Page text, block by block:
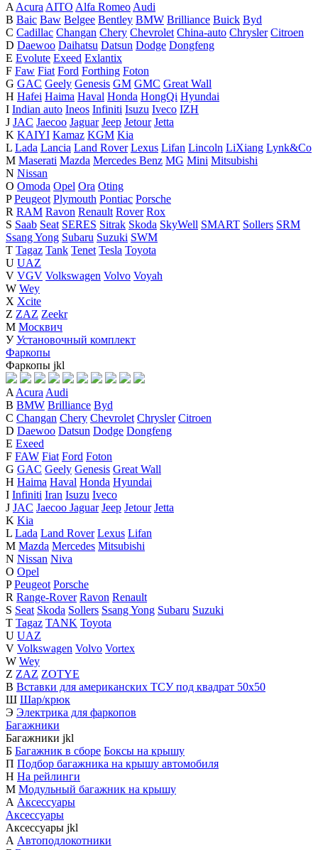
A Acura AITO Alfa Romeo Audi
B Baic Baw Belgee Bentley BMW Brilliance Buick Byd
C Cadillac Changan Chery Chevrolet China-auto Chrysler Citroen
D Daewoo Daihatsu Datsun Dodge Dongfeng
E Evolute Exeed Exlantix
F Faw Fiat Ford Forthing Foton
G GAC Geely Genesis GM GMC Great Wall
H Hafei Haima Haval Honda HongQi Hyundai
I Indian auto Ineos Infiniti Isuzu Iveco IZH
J JAC Jaecoo Jaguar Jeep Jetour Jetta
K KAIYI Kamaz KGM Kia
L Lada Lancia Land Rover Lexus Lifan Lincoln LiXiang Lynk&Co
M Maserati Mazda Mercedes Benz MG Mini Mitsubishi
N Nissan
O Omoda Opel Ora Oting
P Peugeot Plymouth Pontiac Porsche
R RAM Ravon Renault Rover Rox
S Saab Seat SERES Sitrak Skoda SkyWell SMART Sollers SRM
Ssang Yong Subaru Suzuki SWM
T Tagaz Tank Tenet Tesla Toyota
U UAZ
V VGV Volkswagen Volvo Voyah
W Wey
X Xcite
Z ZAZ Zeekr
М Москвич
У Установочный комплект
Фаркопы
Фаркопы jkl
A Acura Audi
B BMW Brilliance Byd
C Changan Chery Chevrolet Chrysler Citroen
D Daewoo Datsun Dodge Dongfeng
E Exeed
F FAW Fiat Ford Foton
G GAC Geely Genesis Great Wall
H Haima Haval Honda Hyundai
I Infiniti Iran Isuzu Iveco
J JAC Jaecoo Jaguar Jeep Jetour Jetta
K Kia
L Lada Land Rover Lexus Lifan
M Mazda Mercedes Mitsubishi
N Nissan Niva
O Opel
P Peugeot Porsche
R Range-Rover Ravon Renault
S Seat Skoda Sollers Ssang Yong Subaru Suzuki
T Tagaz TANK Toyota
U UAZ
V Volkswagen Volvo Vortex
W Wey
Z ZAZ ZOTYE
В Вставки для американских ТСУ под квадрат 50х50
Ш Шар/крюк
Э Электрика для фаркопов
Багажники
Багажники jkl
Б Багажник в сборе Боксы на крышу
П Подбор багажника на крышу автомобиля
Н На рейлинги
М Модульный багажник на крышу
А Аксессуары
Аксессуары
Аксессуары jkl
А Автоподлокотники